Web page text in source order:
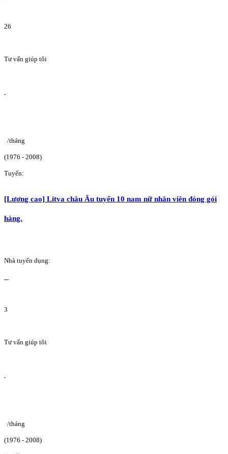
26
Tư vấn giúp tôi
/tháng
(1976 - 2008)
Tuyển:
[Lương cao] Litva châu Âu tuyển 10 nam nữ nhân viên đóng gói
hàng.
Nhà tuyển dụng:
3
Tư vấn giúp tôi
/tháng
(1976 - 2008)